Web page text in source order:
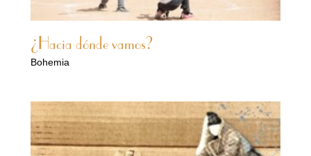
¿Hacia dónde vamos?
Bohemia